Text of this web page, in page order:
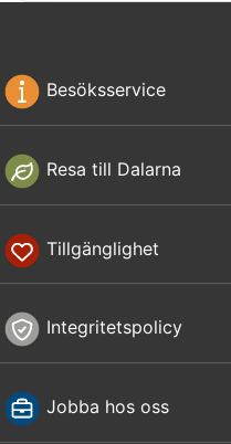
Besöksservice
Resa till Dalarna
Tillgänglighet
Integritetspolicy
Jobba hos oss